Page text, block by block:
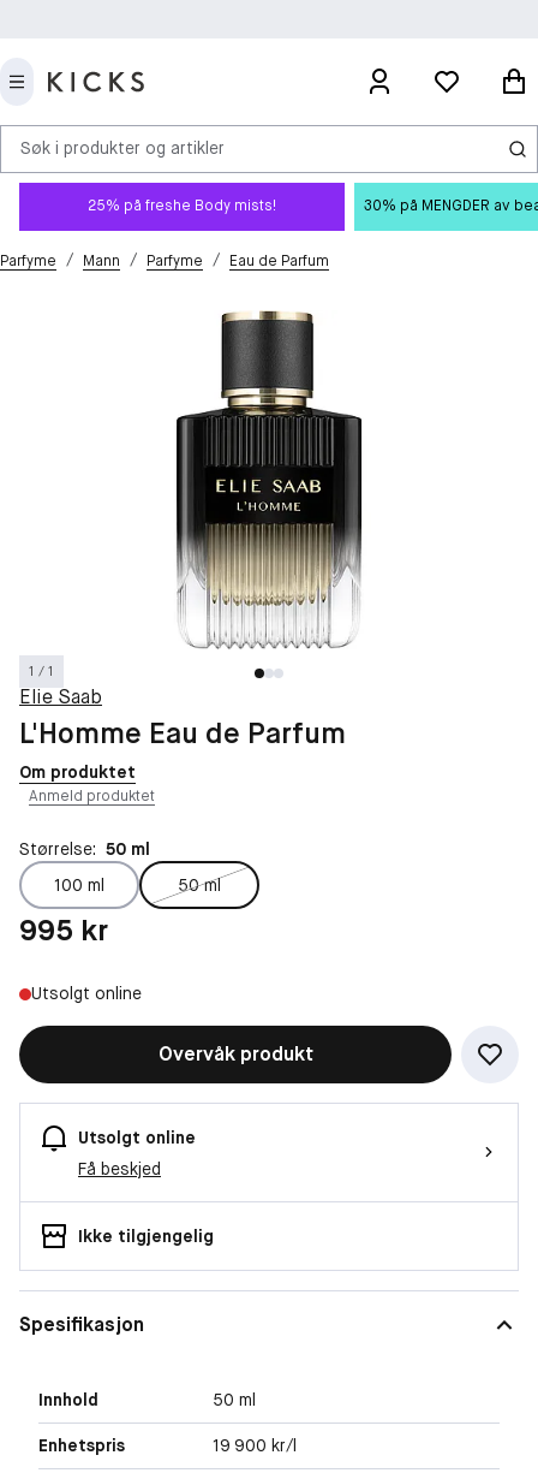
Søk i produkter og artikler
25% på freshe Body mists! 30% på MENGDER av
Parfyme / Mann / Parfyme / Eau de Parfum
1 / 1
Elie Saab
L'Homme Eau de Parfum
Om produktet
Anmeld produktet
Størrelse: 50 ml
100 ml
50 ml
Pris: 995 kr
995 kr
Utsolgt online
Overvåk produkt
Utsolgt online
Få beskjed
Ikke tilgjengelig
Spesifikasjon
Innhold 50 ml
Enhetspris 19 900 kr/l